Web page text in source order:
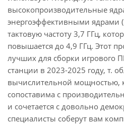
высокопроизводительные
энергоэффективными ядрами
тактовую частоту 3,7 ГГц,
повышается до 4,9 ГГц. Этот
лучших для сборки игрового
станции в 2023-2025 году, т.
вычислительной мощностью,
сопоставима с
и сочетается с довольно
специалисты соберут вам